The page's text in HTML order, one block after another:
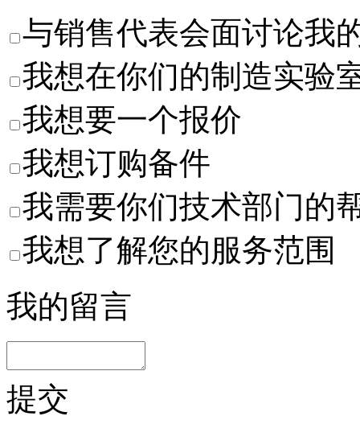
与销售代表会面讨论我
我想在你们的制造实验
我想要一个报价
我想订购备件
我需要你们技术部门的
我想了解您的服务范围
我的留言
提交